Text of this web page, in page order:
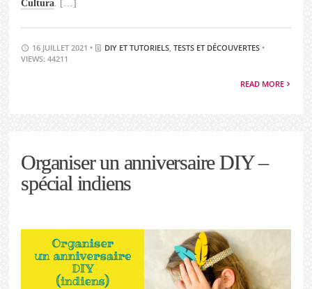
Cultura . […]
16 JUILLET 2021 • DIY ET TUTORIELS ,TESTS ET DÉCOUVERTES •
VIEWS: 44211
READ MORE
Organiser un anniversaire DIY –
spécial indiens